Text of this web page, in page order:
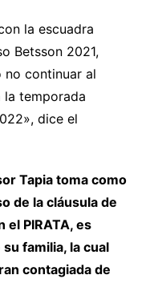
la escuadra
Betsson 2021,
no continuar al
temporada
dice el
Tapia toma como
de la cláusula de
PIRATA, es
familia, la cual
contagiada de